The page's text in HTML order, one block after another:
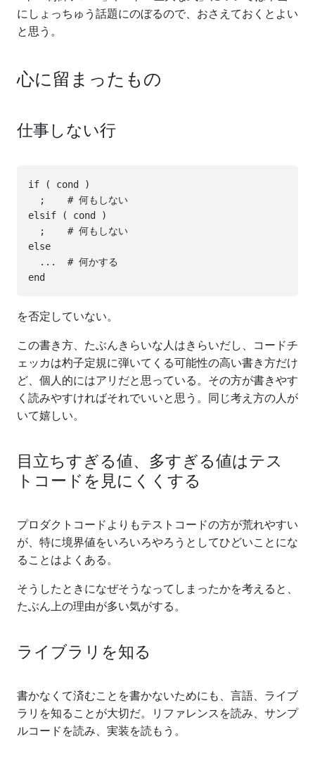
にしょっちゅう話題にのぼるので、おさえておくとよい
と思う。
心に留まったもの
仕事しない行
if ( cond )
  ;    # 何もしない
elsif ( cond )
  ;    # 何もしない
else
  ...  # 何かする
を否定していない。
この書き方、たぶんきらいな人はきらいだし、コードチ
ェッカは杓子定規に弾いてくる可能性の高い書き方だけ
ど、個人的にはアリだと思っている。その方が書きやす
く読みやすければそれでいいと思う。同じ考え方の人が
いて嬉しい。
目立ちすぎる値、多すぎる値はテス
トコードを見にくくする
プロダクトコードよりもテストコードの方が荒れやすい
が、特に境界値をいろいろやろうとしてひどいことにな
ることはよくある。
そうしたときになぜそうなってしまったかを考えると、
たぶん上の理由が多い気がする。
ライブラリを知る
書かなくて済むことを書かないためにも、言語、ライブ
ラリを知ることが大切だ。リファレンスを読み、サンプ
ルコードを読み、実装を読もう。